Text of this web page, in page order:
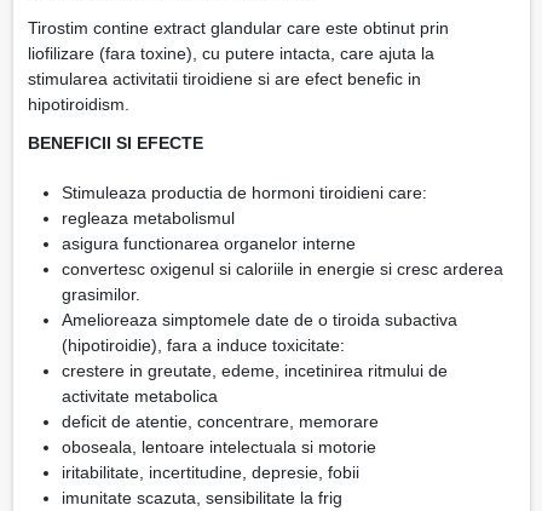
Tirostim contine extract glandular care este obtinut prin
liofilizare (fara toxine), cu putere intacta, care ajuta la
stimularea activitatii tiroidiene si are efect benefic in
hipotiroidism.
BENEFICII SI EFECTE
Stimuleaza productia de hormoni tiroidieni care:
regleaza metabolismul
asigura functionarea organelor interne
convertesc oxigenul si caloriile in energie si cresc arderea
grasimilor.
Amelioreaza simptomele date de o tiroida subactiva
(hipotiroidie), fara a induce toxicitate:
crestere in greutate, edeme, incetinirea ritmului de
activitate metabolica
deficit de atentie, concentrare, memorare
oboseala, lentoare intelectuala si motorie
iritabilitate, incertitudine, depresie, fobii
imunitate scazuta, sensibilitate la frig